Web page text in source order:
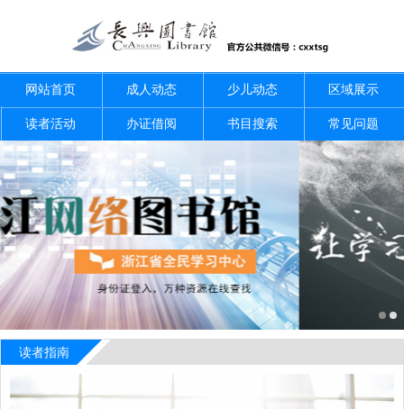
网站首页 成人动态 少儿动态 区域展示
读者活动 办证借阅 书目搜索 常见问题
读者指南